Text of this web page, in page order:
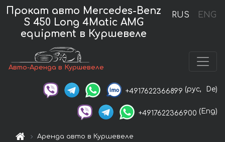
RUS ENG
Прокат авто Mercedes-Benz
S 450 Long 4Matic AMG
equipment в Куршевеле
Авто-Аренда в Куршевеле
+4917622366899 (рус, De)
+4917622366900 (Eng)
Аренда авто в Куршевеле